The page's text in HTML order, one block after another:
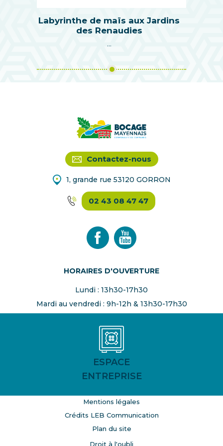
Labyrinthe de maïs aux Jardins
des Renaudies
...
Contactez-nous
1, grande rue 53120 GORRON
02 43 08 47 47
HORAIRES D'OUVERTURE
Lundi : 13h30-17h30
Mardi au vendredi : 9h-12h & 13h30-17h30
ESPACE
ENTREPRISE
Mentions légales
Crédits LEB Communication
Plan du site
Droit à l'oubli